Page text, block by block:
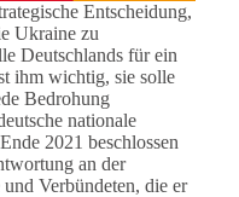
Entscheidung,
Ukraine zu
Deutschlands für ein
ihm wichtig, sie solle
Bedrohung
nationale
2021 beschlossen
an der
Verbündeten, die er